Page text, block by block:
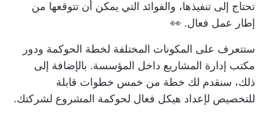
تحتاج إلى تنفيذها، والفوائد التي يمكن أن تتوقعها من
إطار عمل فعال. 👀
ستتعرف على المكونات المختلفة لخطة الحوكمة ودور
مكتب إدارة المشاريع داخل المؤسسة. بالإضافة إلى
ذلك، سنقدم لك خطة من خمس خطوات قابلة
للتخصيص لإعداد هيكل فعال لحوكمة المشروع لشركتك.